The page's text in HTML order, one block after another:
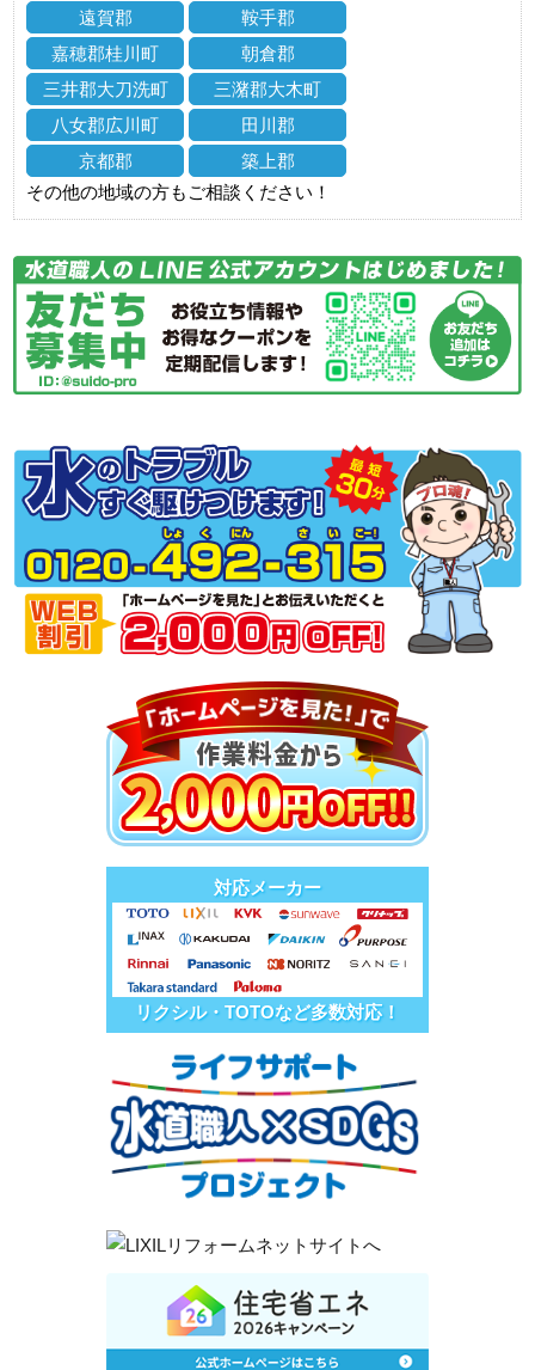
遠賀郡
鞍手郡
嘉穂郡桂川町
朝倉郡
三井郡大刀洗町
三潴郡大木町
八女郡広川町
田川郡
京都郡
築上郡
その他の地域の方もご相談ください！
対応メーカー
リクシル・TOTOなど多数対応！